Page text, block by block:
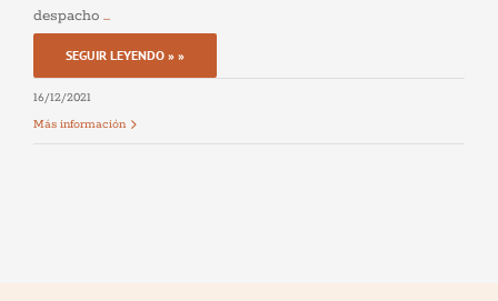
despacho ...
SEGUIR LEYENDO » »
16/12/2021
Más información
comportamiento
mientras visitas
nuestro sitio,
ver contenido y
ofertas